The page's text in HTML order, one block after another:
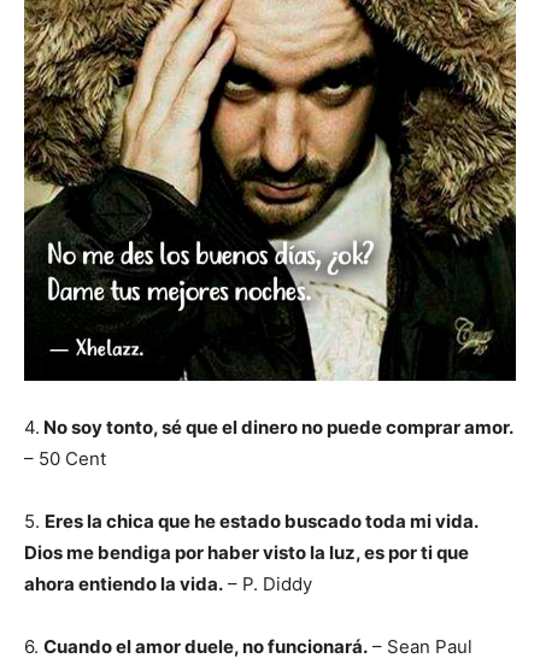
4. No soy tonto, sé que el dinero no puede comprar amor.
– 50 Cent
5. Eres la chica que he estado buscado toda mi vida.
Dios me bendiga por haber visto la luz, es por ti que
ahora entiendo la vida. – P. Diddy
6. Cuando el amor duele, no funcionará. – Sean Paul